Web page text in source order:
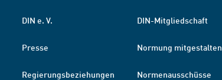
DIN e. V.
Presse
Regierungsbeziehungen
DIN-Mitgliedschaft
Normung mitgestalten
Normenausschüsse